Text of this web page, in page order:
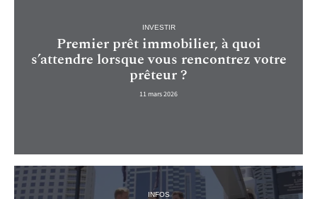
INVESTIR
Premier prêt immobilier, à quoi
s’attendre lorsque vous rencontrez votre
prêteur ?
11 mars 2026
INFOS